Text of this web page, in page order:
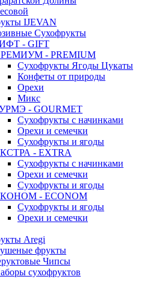
IJEVAN
Сухофрукты
- GIFT
- PREMIUM
Сухофрукты Ягоды Цукаты
Конфеты от природы
Орехи
Микс
- GOURMET
Сухофрукты с начинками
Орехи и семечки
Сухофрукты и ягоды
- EXTRA
Сухофрукты с начинками
Орехи и семечки
Сухофрукты и ягоды
- ECONOM
Сухофрукты и ягоды
Орехи и семечки
Aregi
фрукты
Чипсы
сухофруктов